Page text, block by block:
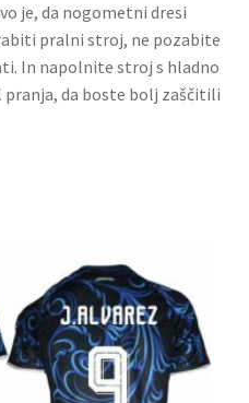
je, da nogometni dresi
pralni stroj, ne pozabite
In napolnite stroj s hladno
da boste bolj zaščitili